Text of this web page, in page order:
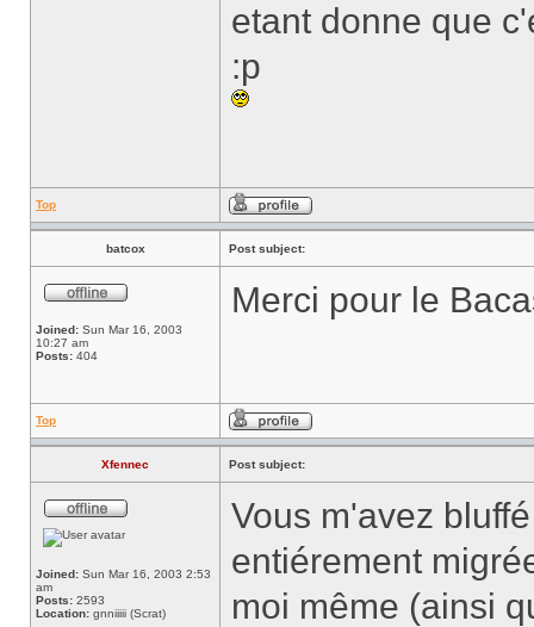
etant donne que
:p
Top
batcox Post subject:
Joined: Sun Mar 16, 2003
10:27 am
Posts: 404
Merci pour le
Top
Xfennec Post subject:
Joined: Sun Mar 16, 2003 2:53
am
Posts: 2593
Location: gnniiiii (Scrat)
Vous m'avez
entiérement
moi même (ainsi